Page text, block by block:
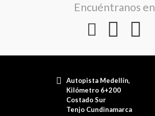
Encuéntranos en
Autopista Medellín,
Kilómetro 6+200
Costado Sur
Tenjo Cundinamarca